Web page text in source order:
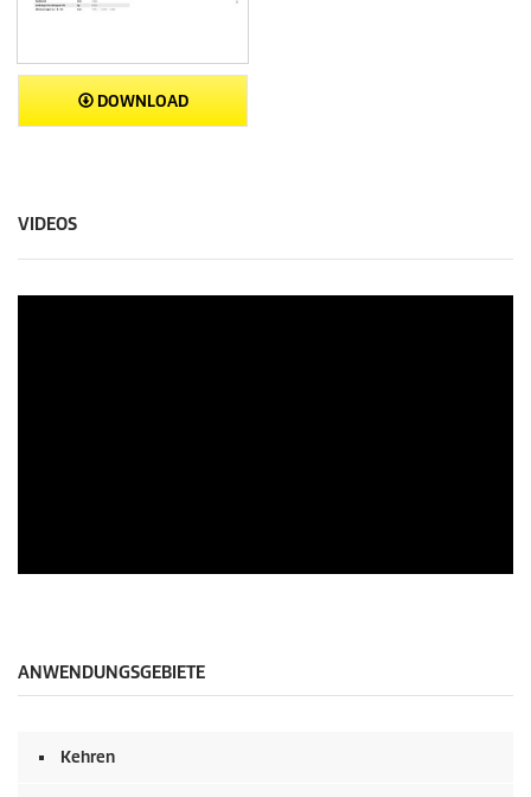
DOWNLOAD
VIDEOS
ANWENDUNGSGEBIETE
Kehren